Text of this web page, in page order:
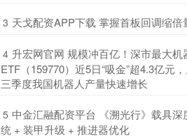
3 天戈配资APP下载 掌握首板回调缩倍
4 升宏网官网 规模冲百亿！深市最大机
ETF（159770）近5日“吸金”超4.3亿元
三季度我国机器人产量快速增长
5 中金汇融配资平台 《溯光行》载具深
统 + 装甲升级 + 推进器优化